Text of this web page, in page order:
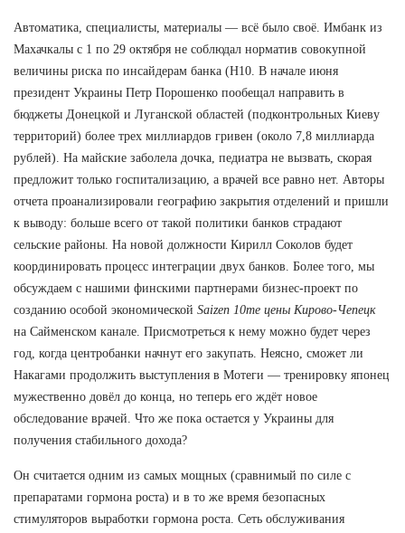
Автоматика, специалисты, материалы — всё было своё. Имбанк из
Махачкалы с 1 по 29 октября не соблюдал норматив совокупной
величины риска по инсайдерам банка (Н10. В начале июня
президент Украины Петр Порошенко пообещал направить в
бюджеты Донецкой и Луганской областей (подконтрольных Киеву
территорий) более трех миллиардов гривен (около 7,8 миллиарда
рублей). На майские заболела дочка, педиатра не вызвать, скорая
предложит только госпитализацию, а врачей все равно нет. Авторы
отчета проанализировали географию закрытия отделений и пришли
к выводу: больше всего от такой политики банков страдают
сельские районы. На новой должности Кирилл Соколов будет
координировать процесс интеграции двух банков. Более того, мы
обсуждаем с нашими финскими партнерами бизнес-проект по
созданию особой экономической Saizen 10me цены Кирово-Чепецк
на Сайменском канале. Присмотреться к нему можно будет через
год, когда центробанки начнут его закупать. Неясно, сможет ли
Накагами продолжить выступления в Мотеги — тренировку японец
мужественно довёл до конца, но теперь его ждёт новое
обследование врачей. Что же пока остается у Украины для
получения стабильного дохода?
Он считается одним из самых мощных (сравнимый по силе с
препаратами гормона роста) и в то же время безопасных
стимуляторов выработки гормона роста. Сеть обслуживания